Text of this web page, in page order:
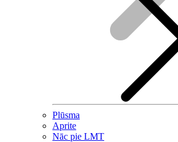
Plūsma
Aprite
Nāc pie LMT